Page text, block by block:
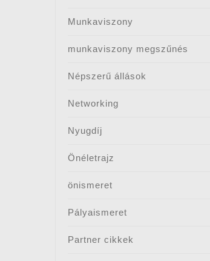
Munkaviszony
munkaviszony megszűnés
Népszerű állások
Networking
Nyugdíj
Önéletrajz
önismeret
Pályaismeret
Partner cikkek